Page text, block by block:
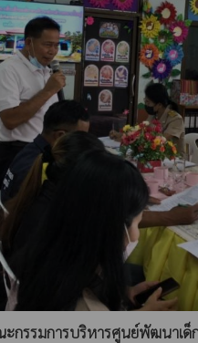
กรรมการบริหารศูนย์พัฒนาเด็